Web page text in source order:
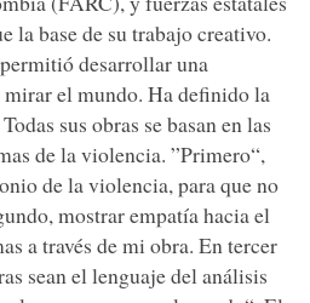
la base de su trabajo creativo.
desarrollar una
mirar el mundo. Ha definido la
sus obras se basan en las
de la violencia. ”Primero“,
de la violencia, para que no
mostrar empatía hacia el
a través de mi obra. En tercer
sean el lenguaje del análisis